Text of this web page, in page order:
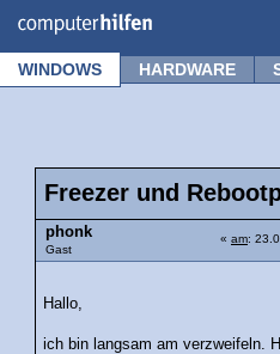
WINDOWS HARDWARE
Freezer und
phonk
Gast
« am:
Hallo,
ich bin langsam am verzweifeln.